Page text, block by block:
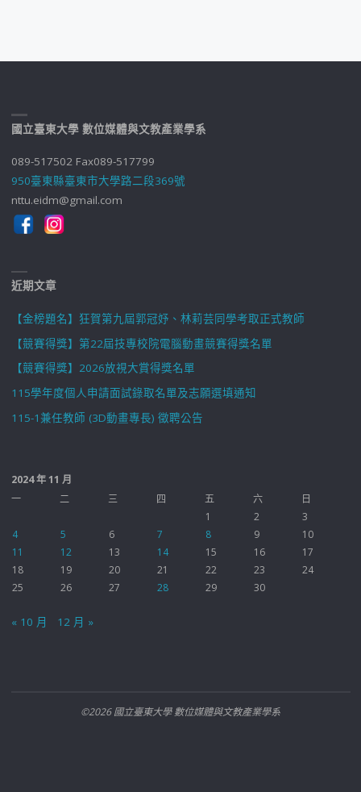
國立臺東大學 數位媒體與文教產業學系
089-517502 Fax089-517799
950臺東縣臺東市大學路二段369號
nttu.eidm@gmail.com
近期文章
【金榜題名】狂賀第九屆郭冠妤、林莉芸同學考取正式教師
【競賽得獎】第22屆技專校院電腦動畫競賽得獎名單
【競賽得獎】2026放視大賞得獎名單
115學年度個人申請面試錄取名單及志願選填通知
115-1兼任教師 (3D動畫專長) 徵聘公告
2024 年 11 月
一
二 三 四 五 六
日
1
2
3
4
5 6 7 8 9
10
11
12 13 14 15 16
17
18
19 20 21 22 23
24
25
26 27 28 29 30
« 10 月 12 月 »
©2026 國立臺東大學 數位媒體與文教產業學系